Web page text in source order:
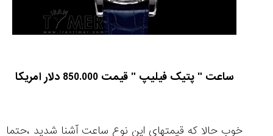
ساعت " پتیک فیلیپ " قیمت 850.000 دلار امریکا
خوب حالا که قیمتهای این نوع ساعت آشنا شدید ،حتما